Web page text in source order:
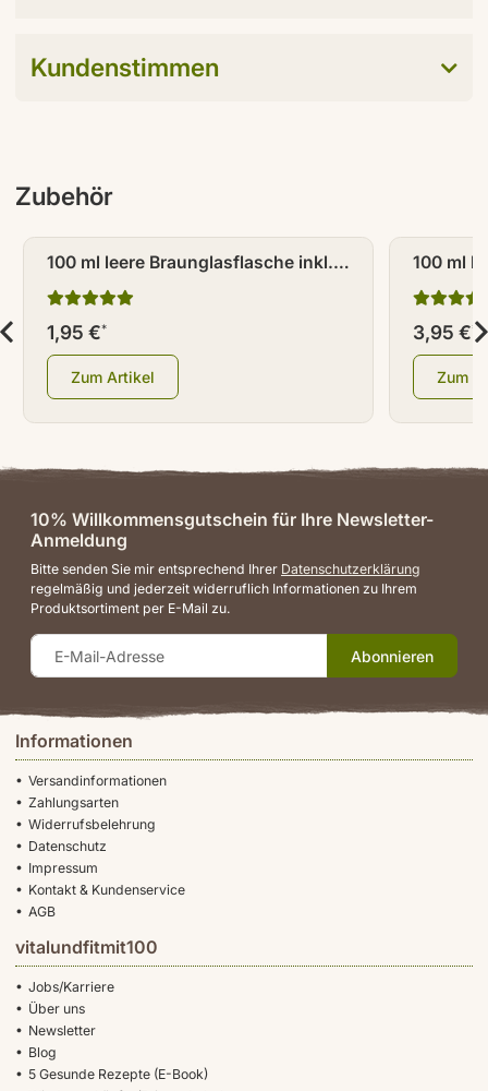
Kundenstimmen
Zubehör
100 ml leere Braunglasflasche inkl.
Tropferverschluss weiß mit
Warndreieck
1,95 €*
Zum Artikel
100 ml
3,95 €*
Zum
Informationen
Versandinformationen
Zahlungsarten
Widerrufsbelehrung
Datenschutz
Impressum
Kontakt & Kundenservice
AGB
vitalundfitmit100
Jobs/Karriere
Über uns
Newsletter
Blog
5 Gesunde Rezepte (E-Book)
10% Willkommensgutschein für Ihre Newsletter-
Anmeldung
Bitte senden Sie mir entsprechend Ihrer Datenschutzerklärung
regelmäßig und jederzeit widerruflich Informationen zu Ihrem
Produktsortiment per E-Mail zu.
Abonnieren